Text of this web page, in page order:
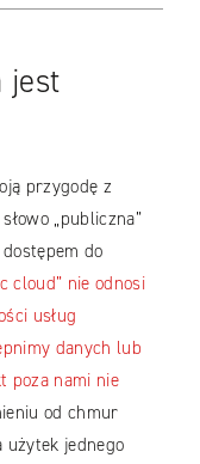
jest
przygodę z
„publiczna”
do
cloud” nie odnosi
usług
danych lub
poza nami nie
od chmur
użytek jednego